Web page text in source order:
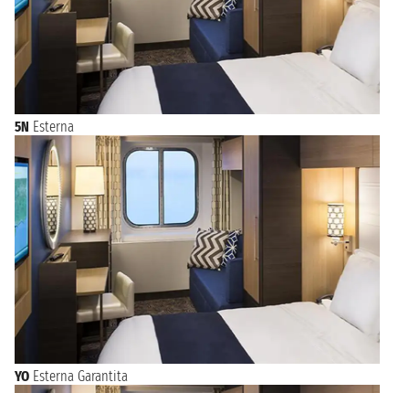
5N Esterna
YO Esterna Garantita